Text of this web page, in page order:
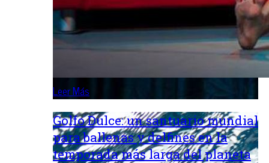
Leer Más
Golfo Dulce: un santuario mundial
para ballenas y delfines en la
temporada más larga del planeta